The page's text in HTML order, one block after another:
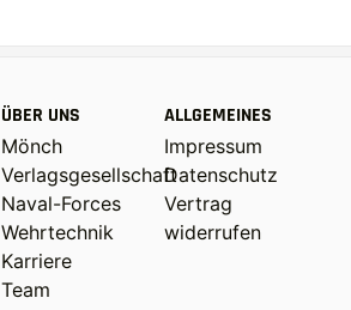
ÜBER UNS
Mönch
Verlagsgesellschaft
Naval-Forces
Wehrtechnik
Karriere
Team
ALLGEMEINES
Impressum
Datenschutz
Vertrag
widerrufen